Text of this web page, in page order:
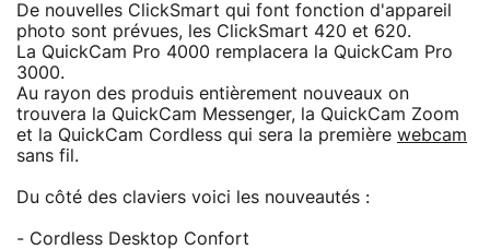
De nouvelles ClickSmart qui font fonction d'appareil
photo sont prévues, les ClickSmart 420 et 620.
La QuickCam Pro 4000 remplacera la QuickCam Pro
3000.
Au rayon des produis entièrement nouveaux on
trouvera la QuickCam Messenger, la QuickCam Zoom
et la QuickCam Cordless qui sera la première webcam
sans fil.
Du côté des claviers voici les nouveautés :
- Cordless Desktop Confort